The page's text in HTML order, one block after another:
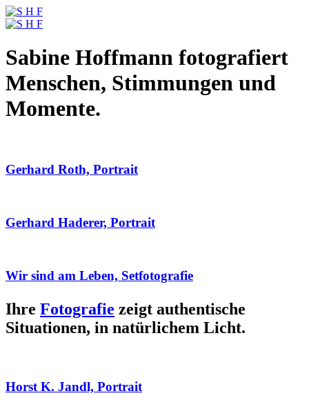
Sabine Hoffmann fotografiert
Menschen, Stimmungen und
Momente.
Gerhard Roth, Portrait
Gerhard Haderer, Portrait
Wir sind am Leben, Setfotografie
Ihre Fotografie zeigt authentische
Situationen, in natürlichem Licht.
Horst K. Jandl, Portrait